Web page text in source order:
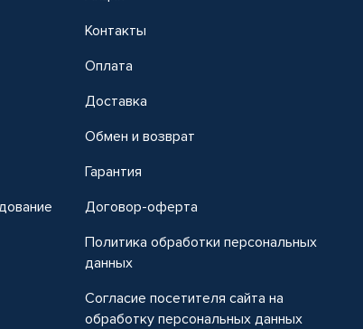
Контакты
Оплата
Доставка
Обмен и возврат
Гарантия
Договор-оферта
Политика обработки персональных
данных
Согласие посетителя сайта на
обработку персональных данных